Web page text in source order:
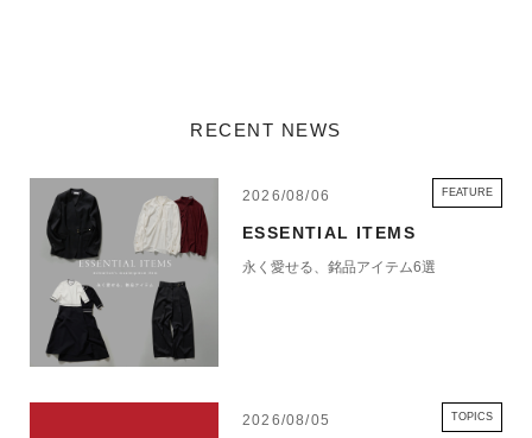
RECENT NEWS
2026/08/06 FEATURE
ESSENTIAL ITEMS
永く愛せる、銘品アイテム6選
2026/08/05 TOPICS